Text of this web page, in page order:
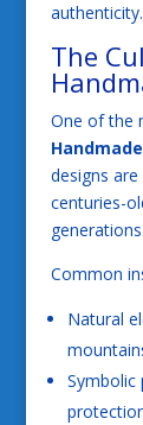
authenticity.
The
One of the
designs
centuries-
generations.
Common
Natural
Symbolic